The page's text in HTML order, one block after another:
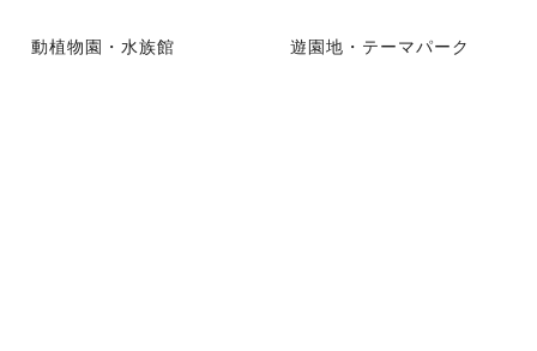
動植物園・水族館 遊園地・テーマパーク